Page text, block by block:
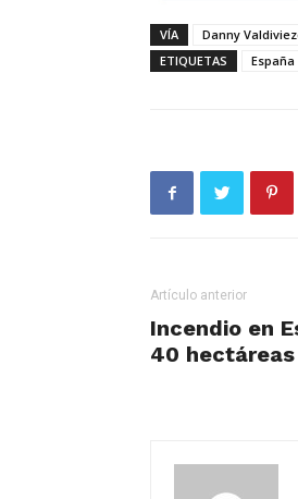
VÍA
Danny
ETIQUETAS
España
Artículo anterior
Incendio en
40